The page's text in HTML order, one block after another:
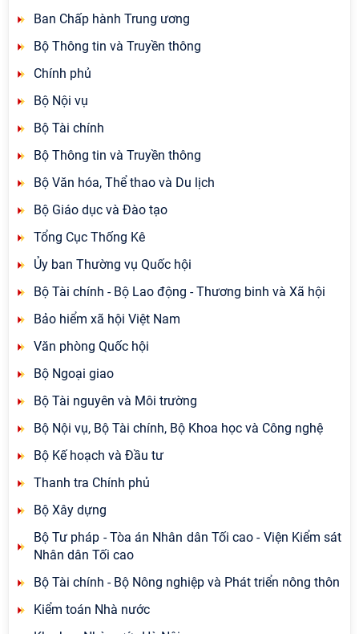
Ban Chấp hành Trung ương
Bộ Thông tin và Truyền thông
Chính phủ
Bộ Nội vụ
Bộ Tài chính
Bộ Thông tin và Truyền thông
Bộ Văn hóa, Thể thao và Du lịch
Bộ Giáo dục và Đào tạo
Tổng Cục Thống Kê
Ủy ban Thường vụ Quốc hội
Bộ Tài chính - Bộ Lao động - Thương binh và Xã hội
Bảo hiểm xã hội Việt Nam
Văn phòng Quốc hội
Bộ Ngoại giao
Bộ Tài nguyên và Môi trường
Bộ Nội vụ, Bộ Tài chính, Bộ Khoa học và Công nghệ
Bộ Kế hoạch và Đầu tư
Thanh tra Chính phủ
Bộ Xây dựng
Bộ Tư pháp - Tòa án Nhân dân Tối cao - Viện Kiểm sát
Nhân dân Tối cao
Bộ Tài chính - Bộ Nông nghiệp và Phát triển nông thôn
Kiểm toán Nhà nước